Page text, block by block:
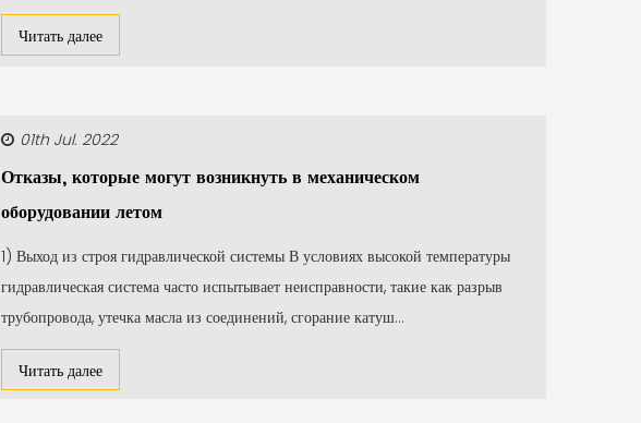
Читать далее
01th Jul. 2022
Отказы, которые могут возникнуть в механическом
оборудовании летом
1) Выход из строя гидравлической системы В условиях высокой температуры
гидравлическая система часто испытывает неисправности, такие как разрыв
трубопровода, утечка масла из соединений, сгорание катуш...
Читать далее